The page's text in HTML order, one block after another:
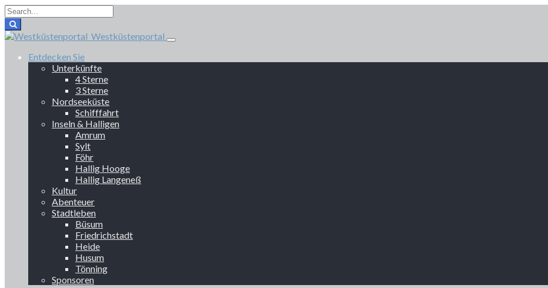
Westküstenportal
Entdecken Sie
Unterkünfte
4 Sterne
3 Sterne
Nordseeküste
Schifffahrt
Inseln & Halligen
Amrum
Sylt
Föhr
Hallig Hooge
Hallig Langeneß
Kultur
Abenteuer
Stadtleben
Büsum
Friedrichstadt
Heide
Husum
Tönning
Sponsoren